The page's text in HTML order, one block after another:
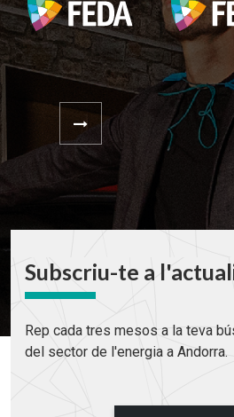
Subscriu-te a
Rep cada tres mesos a la teva
del sector de l'energia a Andorra.